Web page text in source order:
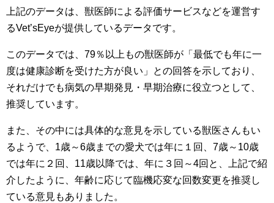
上記のデータは、獣医師による評価サービスなどを運営す
るVet’sEyeが提供しているデータです。
このデータでは、79％以上もの獣医師が「最低でも年に一
度は健康診断を受けた方が良い」との回答を示しており、
それだけでも病気の早期発見・早期治療に役立つとして、
推奨しています。
また、その中には具体的な意見を示している獣医さんもい
るようで、1歳～6歳までの愛犬では年に１回、7歳～10歳
では年に２回、11歳以降では、年に３回～4回と、上記で紹
介したように、年齢に応じて臨機応変な回数変更を推奨し
ている意見もありました。